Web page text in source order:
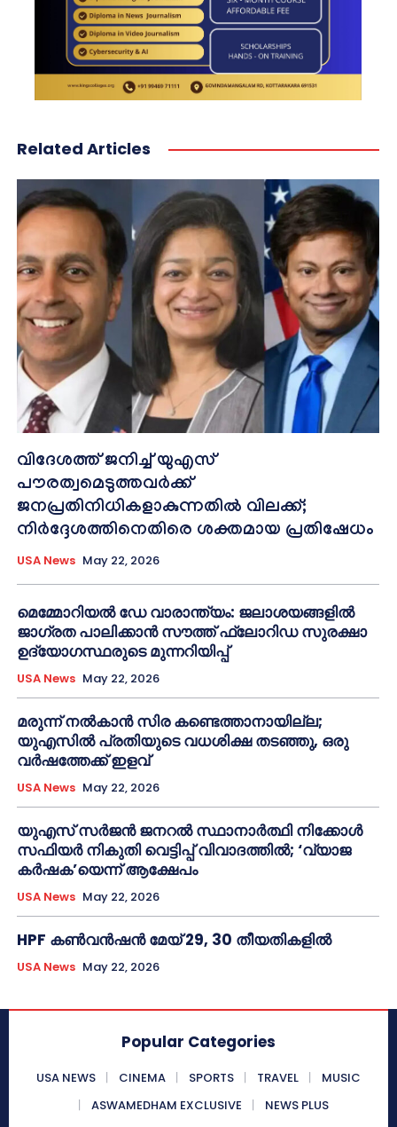
Related Articles
വിദേശത്ത് ജനിച്ച് യുഎസ്
പൗരത്വമെടുത്തവർക്ക്
ജനപ്രതിനിധികളാകുന്നതിൽ വിലക്ക്;
നിർദ്ദേശത്തിനെതിരെ ശക്തമായ പ്രതിഷേധം
USA News May 22, 2026
മെമ്മോറിയൽ ഡേ വാരാന്ത്യം: ജലാശയങ്ങളിൽ
ജാഗ്രത പാലിക്കാൻ സൗത്ത് ഫ്ലോറിഡ സുരക്ഷാ
ഉദ്യോഗസ്ഥരുടെ മുന്നറിയിപ്പ്
USA News May 22, 2026
മരുന്ന് നൽകാൻ സിര കണ്ടെത്താനായില്ല;
യുഎസിൽ പ്രതിയുടെ വധശിക്ഷ തടഞ്ഞു, ഒരു
വർഷത്തേക്ക് ഇളവ്
USA News May 22, 2026
യുഎസ് സർജൻ ജനറൽ സ്ഥാനാർത്ഥി നിക്കോൾ
സഫിയർ നികുതി വെട്ടിപ്പ് വിവാദത്തിൽ; ‘വ്യാജ
കർഷക’യെന്ന് ആക്ഷേപം
USA News May 22, 2026
HPF കൺവൻഷൻ മേയ് 29, 30 തീയതികളിൽ
USA News May 22, 2026
Popular Categories
USA NEWS CINEMA SPORTS TRAVEL
MUSIC
ASWAMEDHAM EXCLUSIVE
NEWS PLUS